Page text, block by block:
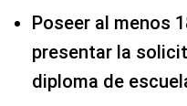
Poseer al menos
presentar la
diploma de